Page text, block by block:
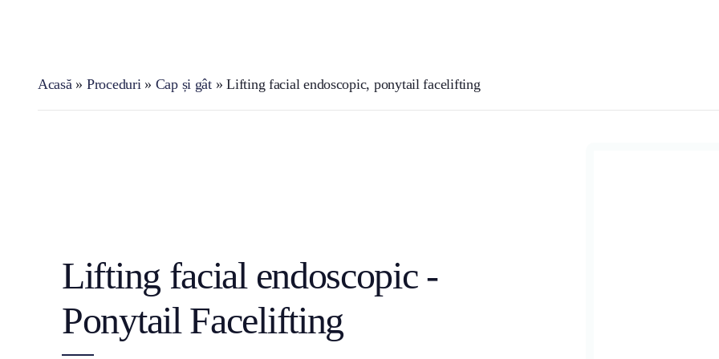
Acasă» Proceduri» Cap și gât»Lifting facial endoscopic, ponytail facelifting
Lifting facial endoscopic -
Ponytail Facelifting